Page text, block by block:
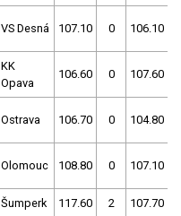
VS Desná 107.10 0 106.10
KK
Opava
106.60 0 107.60
Ostrava 106.70 0 104.80
Olomouc 108.80 0 107.10
Šumperk 117.60 2 107.70